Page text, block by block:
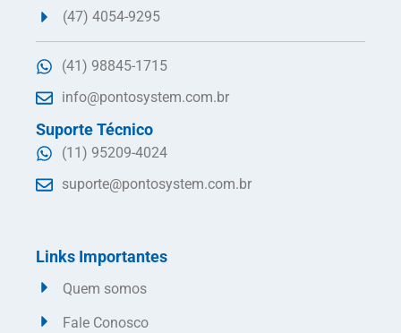
(47) 4054-9295
(41) 98845-1715
info@pontosystem.com.br
Suporte Técnico
(11) 95209-4024
suporte@pontosystem.com.br
Links Importantes
Quem somos
Fale Conosco